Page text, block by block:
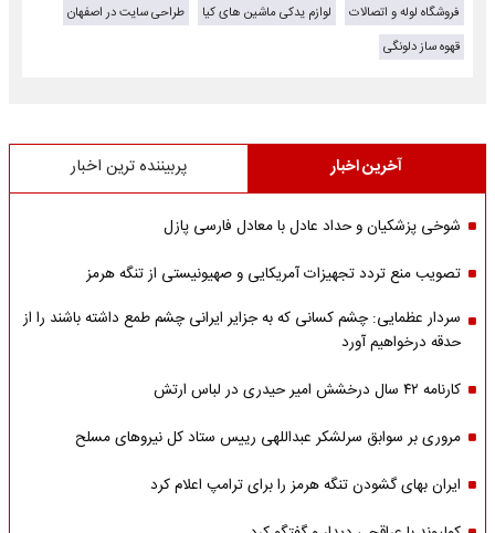
فروشگاه لوله و اتصالات
لوازم یدکی ماشین های کیا
طراحی سایت در اصفهان
قهوه ساز دلونگی
آخرین اخبار پربیننده ترین اخبار
شوخی پزشکیان و حداد عادل با معادل فارسی پازل
تصویب منع تردد تجهیزات آمریکایی و صهیونیستی از تنگه هرمز
سردار عظمایی: چشم کسانی که به جزایر ایرانی چشم طمع داشته باشند را از
حدقه درخواهیم آورد
کارنامه ۴۲ سال درخشش امیر حیدری در لباس ارتش
مروری بر سوابق سرلشکر عبداللهی رییس ستاد کل نیروهای مسلح
ایران بهای گشودن تنگه هرمز را برای ترامپ اعلام کرد